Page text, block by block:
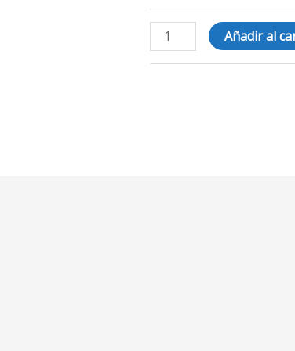
Añadir al